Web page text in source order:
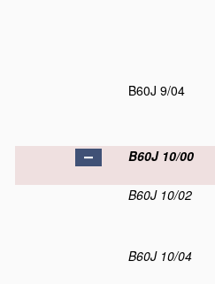
B60J 9/04
B60J 10/00
B60J 10/02
B60J 10/04